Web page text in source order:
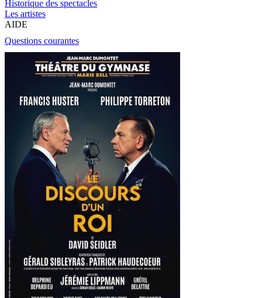
Historique des spectacles
Les artistes
AIDE
Questions courantes